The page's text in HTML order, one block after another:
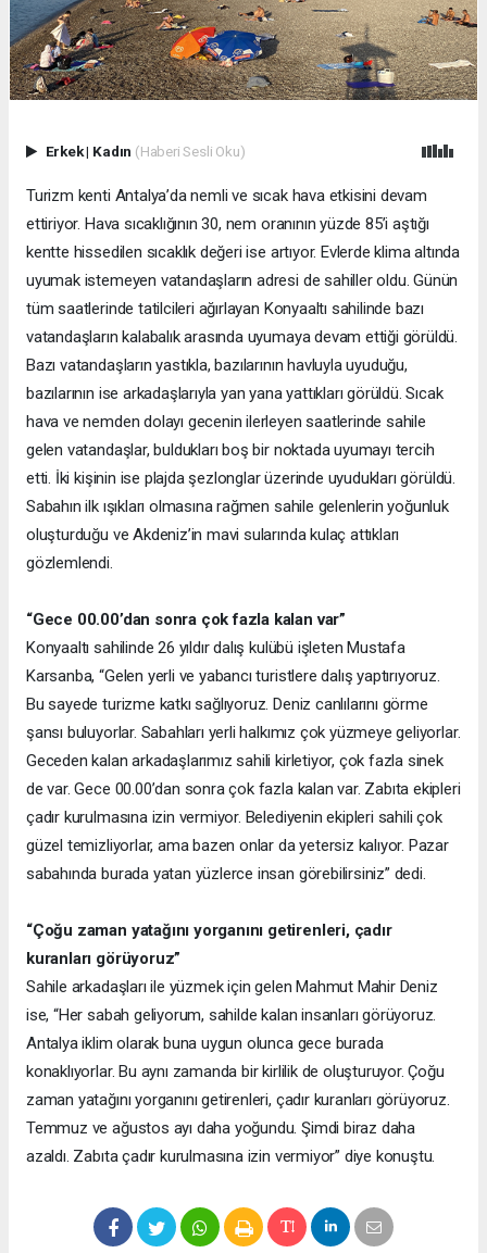
Erkek| Kadın (Haberi Sesli Oku)
Turizm kenti Antalya’da nemli ve sıcak hava etkisini devam
ettiriyor. Hava sıcaklığının 30, nem oranının yüzde 85’i aştığı
kentte hissedilen sıcaklık değeri ise artıyor. Evlerde klima altında
uyumak istemeyen vatandaşların adresi de sahiller oldu. Günün
tüm saatlerinde tatilcileri ağırlayan Konyaaltı sahilinde bazı
vatandaşların kalabalık arasında uyumaya devam ettiği görüldü.
Bazı vatandaşların yastıkla, bazılarının havluyla uyuduğu,
bazılarının ise arkadaşlarıyla yan yana yattıkları görüldü. Sıcak
hava ve nemden dolayı gecenin ilerleyen saatlerinde sahile
gelen vatandaşlar, buldukları boş bir noktada uyumayı tercih
etti. İki kişinin ise plajda şezlonglar üzerinde uyudukları görüldü.
Sabahın ilk ışıkları olmasına rağmen sahile gelenlerin yoğunluk
oluşturduğu ve Akdeniz’in mavi sularında kulaç attıkları
gözlemlendi.
“Gece 00.00’dan sonra çok fazla kalan var”
Konyaaltı sahilinde 26 yıldır dalış kulübü işleten Mustafa
Karsanba, “Gelen yerli ve yabancı turistlere dalış yaptırıyoruz.
Bu sayede turizme katkı sağlıyoruz. Deniz canlılarını görme
şansı buluyorlar. Sabahları yerli halkımız çok yüzmeye geliyorlar.
Geceden kalan arkadaşlarımız sahili kirletiyor, çok fazla sinek
de var. Gece 00.00’dan sonra çok fazla kalan var. Zabıta ekipleri
çadır kurulmasına izin vermiyor. Belediyenin ekipleri sahili çok
güzel temizliyorlar, ama bazen onlar da yetersiz kalıyor. Pazar
sabahında burada yatan yüzlerce insan görebilirsiniz” dedi.
“Çoğu zaman yatağını yorganını getirenleri, çadır
kuranları görüyoruz”
Sahile arkadaşları ile yüzmek için gelen Mahmut Mahir Deniz
ise, “Her sabah geliyorum, sahilde kalan insanları görüyoruz.
Antalya iklim olarak buna uygun olunca gece burada
konaklıyorlar. Bu aynı zamanda bir kirlilik de oluşturuyor. Çoğu
zaman yatağını yorganını getirenleri, çadır kuranları görüyoruz.
Temmuz ve ağustos ayı daha yoğundu. Şimdi biraz daha
azaldı. Zabıta çadır kurulmasına izin vermiyor” diye konuştu.